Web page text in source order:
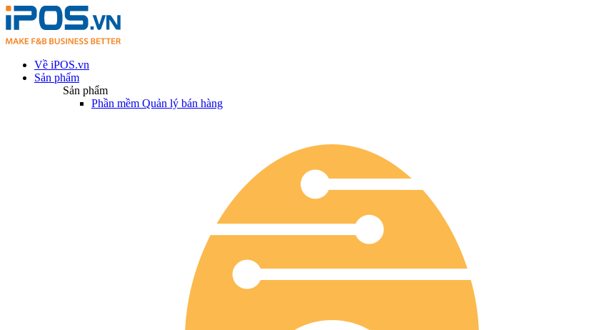
Về iPOS.vn
Sản phẩm
Sản phẩm
Phần mềm Quản lý bán hàng